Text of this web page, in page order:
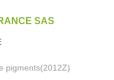
SAS
pigments(2012Z)